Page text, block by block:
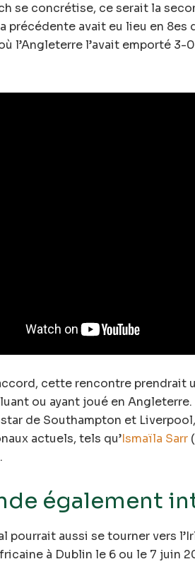
se concrétise, ce serait la
précédente avait eu lieu en
l’Angleterre l’avait emporté
cette rencontre prendrait
ou ayant joué en
de Southampton et
actuels, tels qu’Ismaïla Sarr
également
pourrait aussi se tourner vers
à Dublin le 6 ou le 7 juin